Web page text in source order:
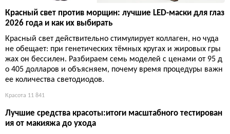
Красный свет против морщин: лучшие LED-маски для глаз
2026 года и как их выбирать
Красный свет действительно стимулирует коллаген, но чуда
не обещает: при генетических тёмных кругах и жировых гры
жах он бессилен. Разбираем семь моделей с ценами от 95 д
о 405 долларов и объясняем, почему время процедуры важн
ее количества светодиодов.
Красота 11 841
Лучшие средства красоты:итоги масштабного тестирован
ия от макияжа до ухода